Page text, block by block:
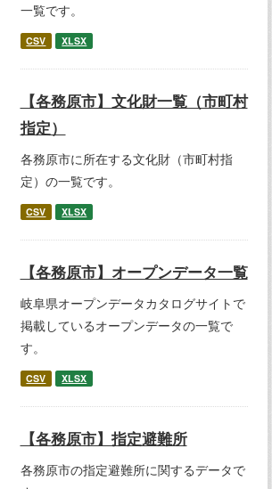
一覧です。
CSV XLSX
【各務原市】文化財一覧（市町村
指定）
各務原市に所在する文化財（市町村指
定）の一覧です。
CSV XLSX
【各務原市】オープンデータ一覧
岐阜県オープンデータカタログサイトで
掲載しているオープンデータの一覧で
す。
CSV XLSX
【各務原市】指定避難所
各務原市の指定避難所に関するデータで